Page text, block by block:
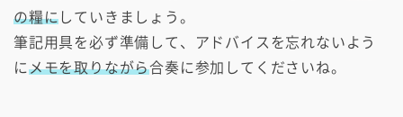
の糧に していきましょう。
筆記用具を必ず準備して、アドバイスを忘れないよう
にメモを取りながら合奏に参加してくださいね。